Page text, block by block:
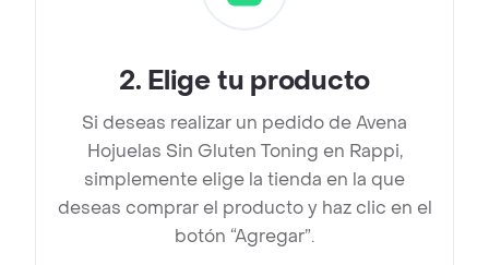
2. Elige tu producto
Si deseas realizar un pedido de Avena
Hojuelas Sin Gluten Toning en Rappi,
simplemente elige la tienda en la que
deseas comprar el producto y haz clic en el
botón “Agregar”.